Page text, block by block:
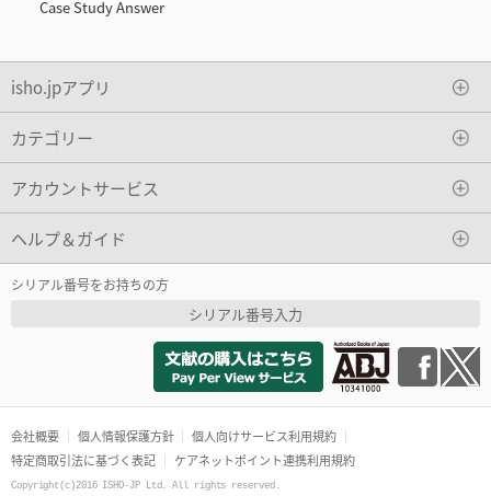
Case Study Answer
isho.jpアプリ
カテゴリー
アカウントサービス
ヘルプ＆ガイド
シリアル番号をお持ちの方
シリアル番号入力
会社概要 個人情報保護方針
個人向けサービス利用規約
特定商取引法に基づく表記
ケアネットポイント連携利用規約
Copyright(c)2016 ISHO-JP Ltd. All rights reserved.